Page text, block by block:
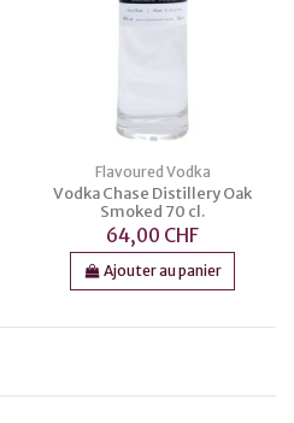
Flavoured Vodka
Vodka Chase Distillery Oak
Smoked 70 cl.
64,00 CHF
Ajouter au panier